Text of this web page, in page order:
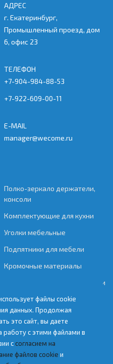
файлы cookie
данных. Продолжая
это сайт, вы даете
работу с этими файлами в
ссогласием на
файлов cookie и
АДРЕС
г. Екатеринбург,
Промышленный проезд, дом
6, офис 23
ТЕЛЕФОН
+7-904-984-88-53
+7-922-609-00-11
E-MAIL
manager@wecome.ru
Полко-зеркало держатели,
консоли
Комплектующие для кухни
Уголки мебельные
Подпятники для мебели
Кромочные материалы
Фурнитура для мягкой мебели
Скобяные изделия
Фурнитура для раздвижных
дверей
Барная система
Реставрационный материал